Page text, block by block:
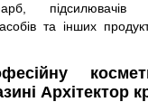
підсилювачів
та інших
Архітектор